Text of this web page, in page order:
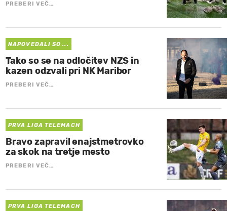
PREBERI VEČ…
NAPOVEDALI SO ...
Tako so se na odločitev NZS in
kazen odzvali pri NK Maribor
PREBERI VEČ…
PRVA LIGA TELEMACH
Bravo zapravil enajstmetrovko
za skok na tretje mesto
PREBERI VEČ…
PRVA LIGA TELEMACH